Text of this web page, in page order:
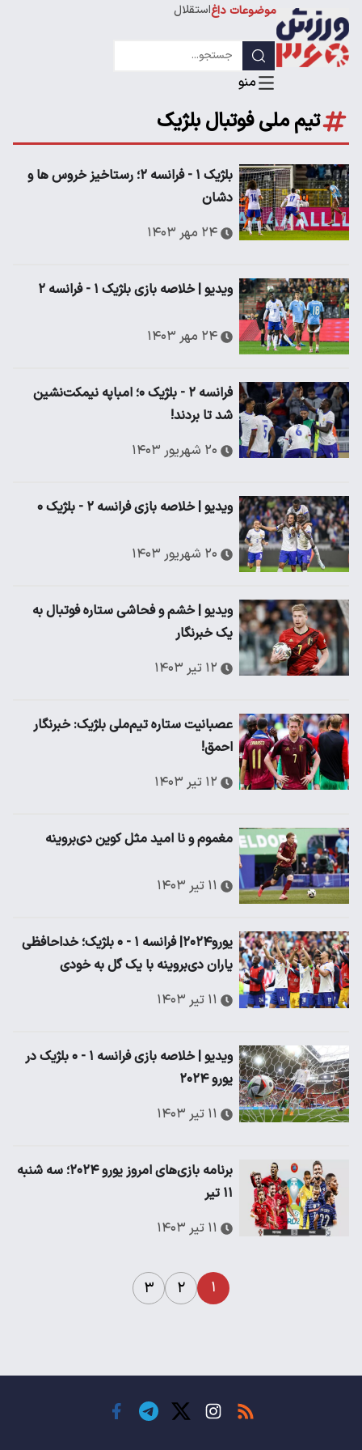
موضوعات داغاستقلال
تیم ملی فوتبال بلژیک
بلژیک ۱ - فرانسه ۲؛ رستاخیز خروس ها و
دشان
۲۴ مهر ۱۴۰۳
ویدیو | خلاصه بازی بلژیک ۱ - فرانسه ۲
۲۴ مهر ۱۴۰۳
فرانسه ۲ - بلژیک ۰؛ امباپه نیمکت‌نشین
شد تا بردند!
۲۰ شهریور ۱۴۰۳
ویدیو | خلاصه بازی فرانسه ۲ - بلژیک ۰
۲۰ شهریور ۱۴۰۳
ویدیو | خشم و فحاشی ستاره فوتبال به
یک خبرنگار
۱۲ تیر ۱۴۰۳
عصبانیت ستاره تیم‌ملی بلژیک: خبرنگار
احمق!
۱۲ تیر ۱۴۰۳
مغموم و نا امید مثل کوین دی‌بروینه
۱۱ تیر ۱۴۰۳
یورو۲۰۲۴| فرانسه ۱ - ۰ بلژیک؛ خداحافظی
یاران دی‌بروینه با یک گل به خودی
۱۱ تیر ۱۴۰۳
ویدیو | خلاصه بازی فرانسه ۱ - ۰ بلژیک در
یورو ۲۰۲۴
۱۱ تیر ۱۴۰۳
برنامه بازی‌های امروز یورو ۲۰۲۴؛ سه شنبه
۱۱ تیر
۱۱ تیر ۱۴۰۳
۱ ۲ ۳